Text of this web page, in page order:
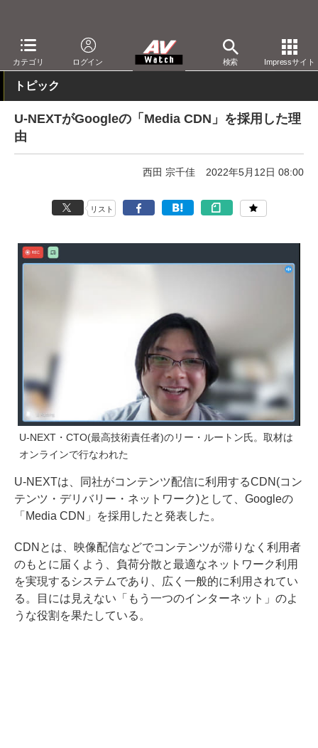
カテゴリ ログイン 検索 Impressサイト
AV Watch コンテンツ・サービス 映像配信 U-NEXT
トピック
U-NEXTがGoogleの「Media CDN」を採用した理
由
西田 宗千佳 2022年5月12日 08:00
リスト
U-NEXT・CTO(最高技術責任者)のリー・ルートン氏。取材は
オンラインで行なわれた
U-NEXTは、同社がコンテンツ配信に利用するCDN(コン
テンツ・デリバリー・ネットワーク)として、Googleの
「Media CDN」を採用したと発表した。
CDNとは、映像配信などでコンテンツが滞りなく利用者
のもとに届くよう、負荷分散と最適なネットワーク利用
を実現するシステムであり、広く一般的に利用されてい
る。目には見えない「もう一つのインターネット」のよ
うな役割を果たしている。